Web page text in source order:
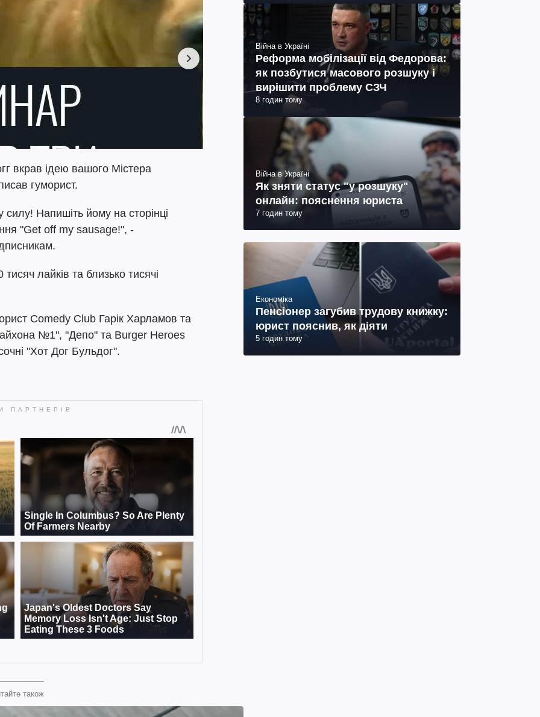
вкрав ідею вашого Містера
гуморист.
Напишіть йому на сторінці
"Get off my sausage!", -
лайків та близько тисячі
Comedy Club Гарік Харламов та
№1", "Депо" та Burger Heroes
"Хот Дог Бульдог".
також
Війна в Україні
Реформа мобілізації від Федорова:
як позбутися масового розшуку і
вирішити проблему СЗЧ
8 годин тому
Війна в Україні
Як зняти статус "у розшуку"
онлайн: пояснення юриста
7 годин тому
Економіка
Пенсіонер загубив трудову книжку:
юрист пояснив, як діяти
5 годин тому